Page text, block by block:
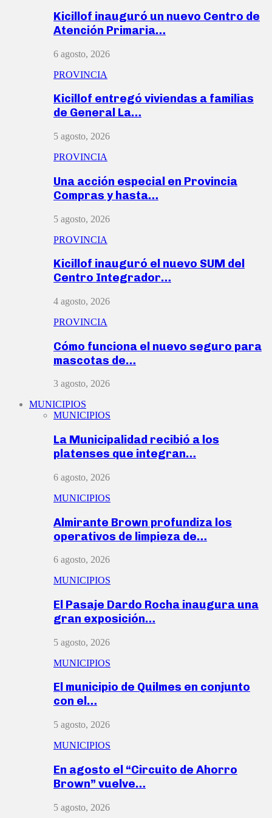
Kicillof inauguró un nuevo Centro de
Atención Primaria…
6 agosto, 2026
PROVINCIA
Kicillof entregó viviendas a familias
de General La…
5 agosto, 2026
PROVINCIA
Una acción especial en Provincia
Compras y hasta…
5 agosto, 2026
PROVINCIA
Kicillof inauguró el nuevo SUM del
Centro Integrador…
4 agosto, 2026
PROVINCIA
Cómo funciona el nuevo seguro para
mascotas de…
3 agosto, 2026
MUNICIPIOS
MUNICIPIOS
La Municipalidad recibió a los
platenses que integran…
6 agosto, 2026
MUNICIPIOS
Almirante Brown profundiza los
operativos de limpieza de…
6 agosto, 2026
MUNICIPIOS
El Pasaje Dardo Rocha inaugura una
gran exposición…
5 agosto, 2026
MUNICIPIOS
El municipio de Quilmes en conjunto
con el…
5 agosto, 2026
MUNICIPIOS
En agosto el “Circuito de Ahorro
Brown” vuelve…
5 agosto, 2026